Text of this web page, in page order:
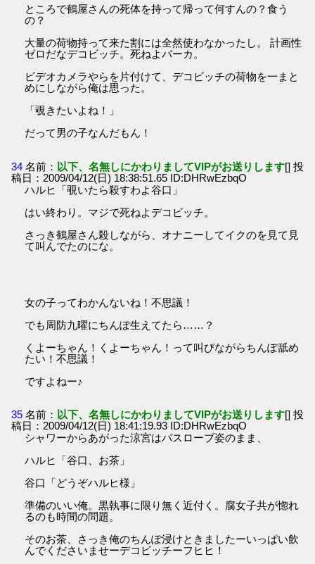
ところで鶴屋さんの死体を持って帰って何すんの？食う
の？
大量の荷物持って来た割には全然使わなかったし。 計画性
ゼロだなデコビッチ。死ねよバーカ。
ビデオカメラやらを片付けて、デコビッチの荷物を一まと
めにしながら俺は思った。
「覗きたいよね！」
だって男の子なんだもん！
34 名前： 以下、名無しにかわりましてVIPがお送りします[] 投
稿日：2009/04/12(日) 18:38:51.65 ID:DHRwEzbqO
ハルヒ「覗いたら殺すわよ谷口」
はい終わり。マジで死ねよデコビッチ。
さっき鶴屋さん殺しながら、オナニーしてイクのを見て見
て叫んでたのにな。
女の子ってわかんないね！不思議！
でも周防九曜にちんぽ生えてたら……？
くよーちゃん！くよーちゃん！って叫びながらちんぽ舐め
たい！不思議！
ですよねー♪
35 名前： 以下、名無しにかわりましてVIPがお送りします[] 投
稿日：2009/04/12(日) 18:41:19.93 ID:DHRwEzbqO
シャワーからあがった涼宮はバスローブ姿のまま、
ハルヒ「谷口、お茶」
谷口「どうぞハルヒ様」
準備のいい俺。黒執事に限り無く近付く。腐女子共が惚れ
るのも時間の問題。
そのお茶、さっき俺のちんぽ浸けときましたーいっぱい飲
んでくださいませーデコビッチーフヒヒ！